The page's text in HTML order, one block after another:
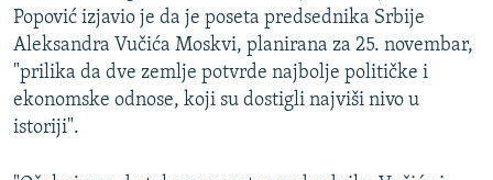
MOJA EVROPA
TRI DECENIJE OD RATA U BIH
SVE KARTE DEJTONA
NASTANAK I RASPAD JUGOSLAVIJE
Popović izjavio je da je poseta predsednika Srbije
Aleksandra Vučića Moskvi, planirana za 25. novembar,
"prilika da dve zemlje potvrde najbolje političke i
ekonomske odnose, koji su dostigli najviši nivo u
istoriji".